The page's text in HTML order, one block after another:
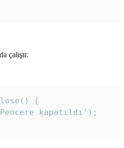
çalışır.
{
kapatıldı');